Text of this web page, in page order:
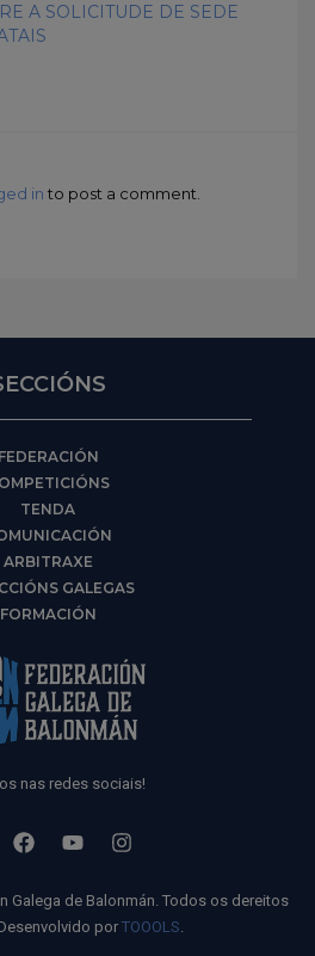
A SOLICITUDE DE SEDE
in to post a comment.
FEDERACIÓN
TENDA
ARBITRAXE
GALEGAS
FORMACIÓN
nas redes sociais!
Galega de Balonmán. Todos os dereitos
porTOOOLS.